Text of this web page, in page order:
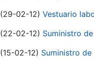
(29-02-12) Vestuario
(22-02-12) Suministro
(15-02-12) Suministro